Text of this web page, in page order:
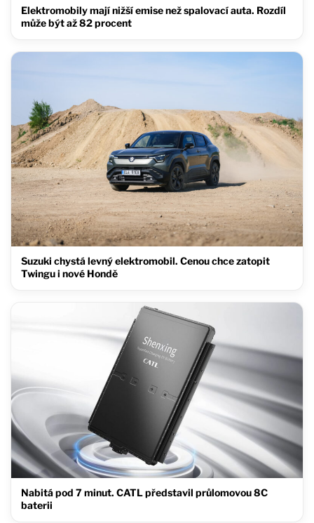
Elektromobily mají nižší emise než spalovací auta. Rozdíl
může být až 82 procent
Suzuki chystá levný elektromobil. Cenou chce zatopit
Twingu i nové Hondě
Nabitá pod 7 minut. CATL představil průlomovou 8C
baterii